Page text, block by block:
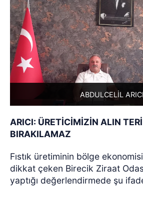
ABDULCELİL ARICI
ARICI: ÜRETİCİMİZİN ALIN
BIRAKILAMAZ
Fıstık üretiminin bölge
dikkat çeken Birecik Ziraat Odası
yaptığı değerlendirmede şu